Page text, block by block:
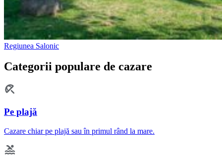
Regiunea Salonic
Categorii populare de cazare
Pe plajă
Cazare chiar pe plajă sau în primul rând la mare.